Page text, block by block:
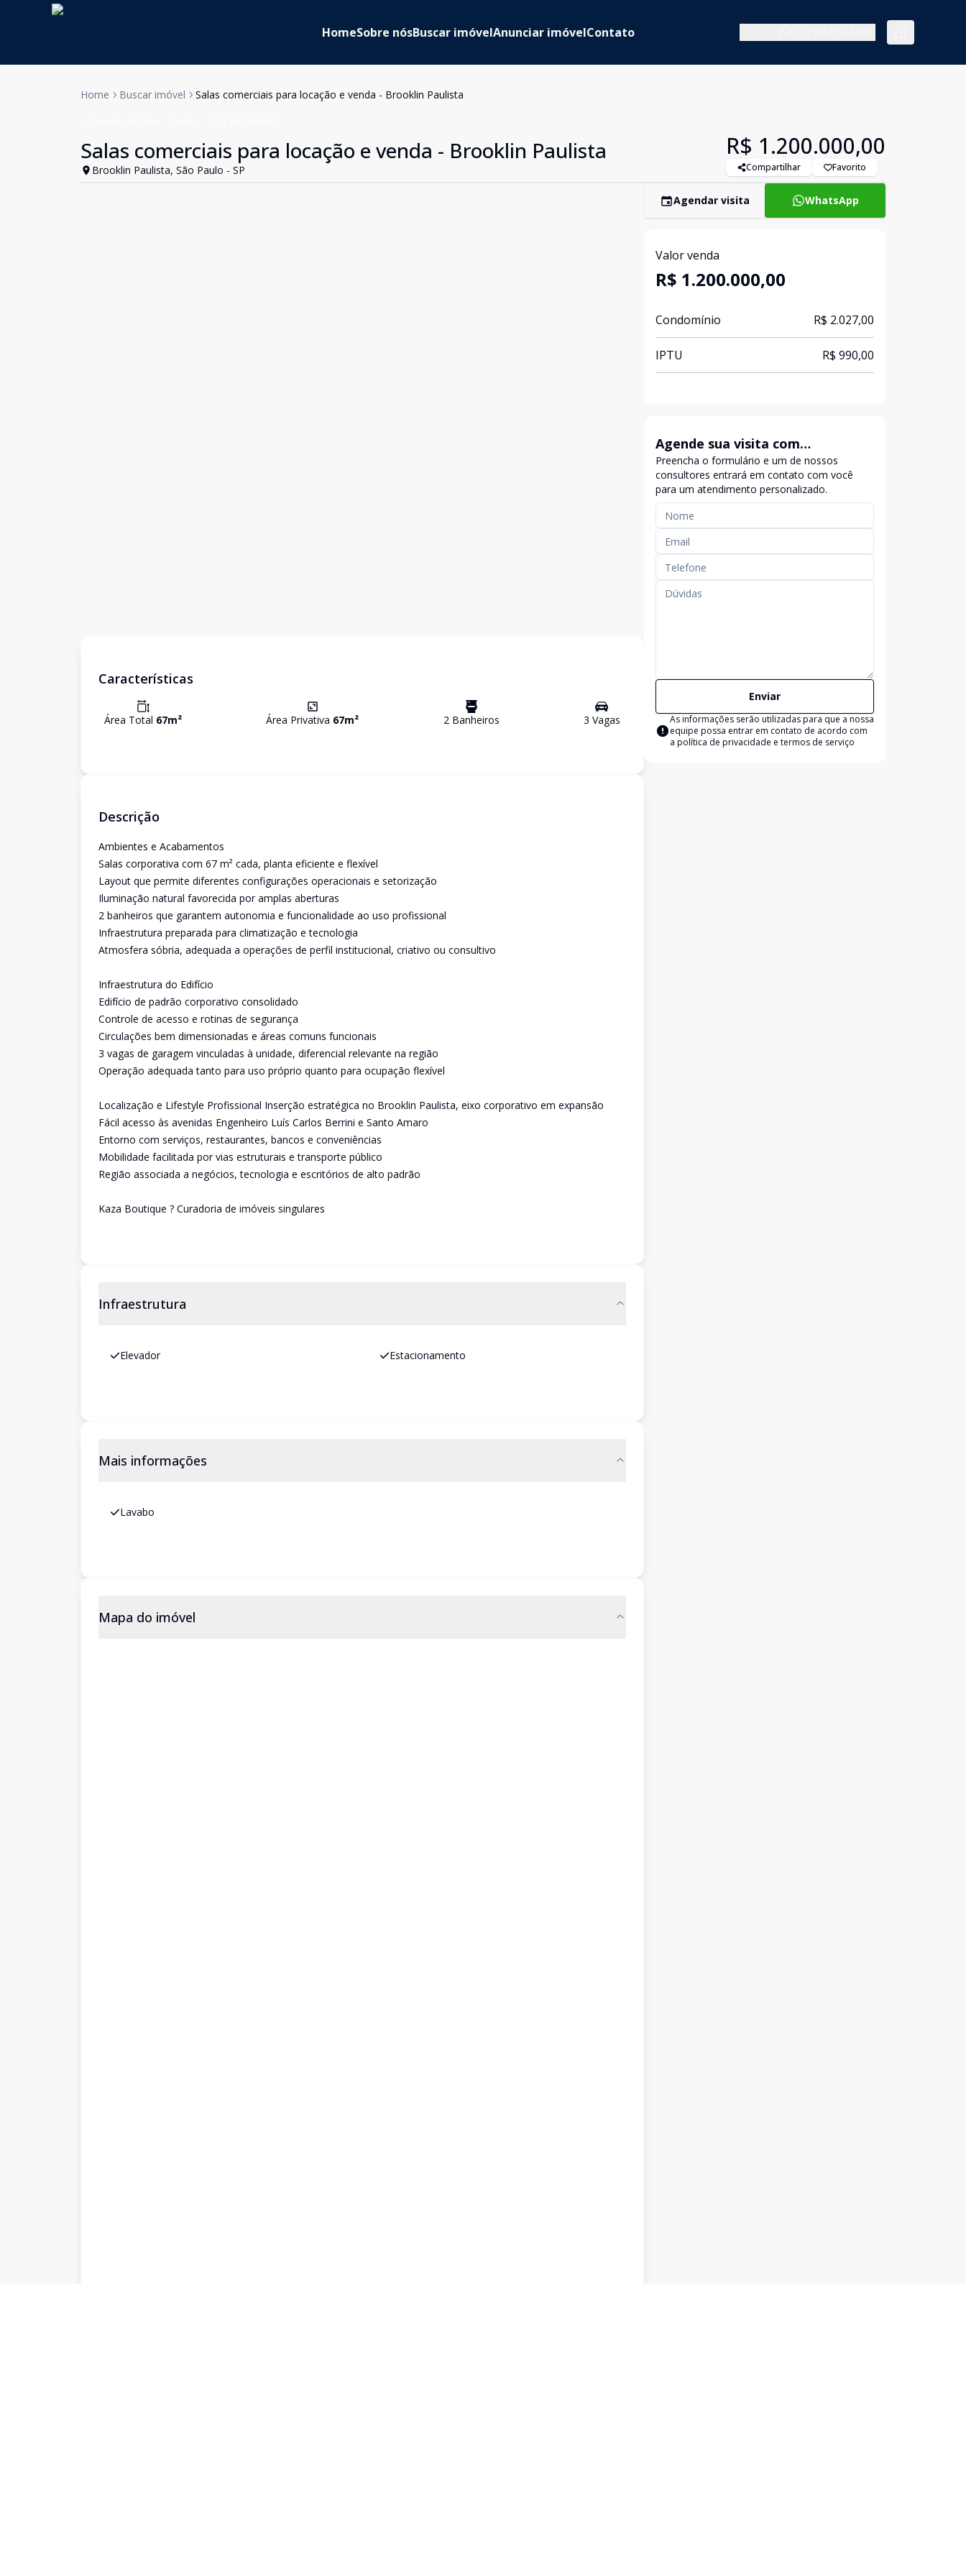
HomeSobre nósBuscar imóvelAnunciar imóvelContato
Home Buscar imóvel Salas comerciais para locação e venda - Brooklin Paulista
Salas comerciais para locação e venda - Brooklin Paulista
Brooklin Paulista, São Paulo - SP
R$ 1.200.000,00
Compartilhar Favorito
Características
Área Total 67m² Área Privativa 67m² 2Banheiros 3 Vagas
Descrição
Ambientes e Acabamentos
Salas corporativa com 67 m² cada, planta eficiente e flexível
Layout que permite diferentes configurações operacionais e setorização
Iluminação natural favorecida por amplas aberturas
2 banheiros que garantem autonomia e funcionalidade ao uso profissional
Infraestrutura preparada para climatização e tecnologia
Atmosfera sóbria, adequada a operações de perfil institucional, criativo ou consultivo
Infraestrutura do Edifício
Edifício de padrão corporativo consolidado
Controle de acesso e rotinas de segurança
Circulações bem dimensionadas e áreas comuns funcionais
3 vagas de garagem vinculadas à unidade, diferencial relevante na região
Operação adequada tanto para uso próprio quanto para ocupação flexível
Localização e Lifestyle Profissional Inserção estratégica no Brooklin Paulista, eixo corporativo em expansão
Fácil acesso às avenidas Engenheiro Luís Carlos Berrini e Santo Amaro
Entorno com serviços, restaurantes, bancos e conveniências
Mobilidade facilitada por vias estruturais e transporte público
Região associada a negócios, tecnologia e escritórios de alto padrão
Kaza Boutique ? Curadoria de imóveis singulares
Infraestrutura
Elevador Estacionamento
Mais informações
Lavabo
Mapa do imóvel
Agendar visita WhatsApp
Valor venda
R$ 1.200.000,00
Condomínio R$ 2.027,00
IPTU R$ 990,00
Agende sua visita com
exclusividade
Preencha o formulário e um de nossos
consultores entrará em contato com você
para um atendimento personalizado.
Enviar
As informações serão utilizadas para que a nossa
equipe possa entrar em contato de acordo com
a política de privacidade e termos de serviço